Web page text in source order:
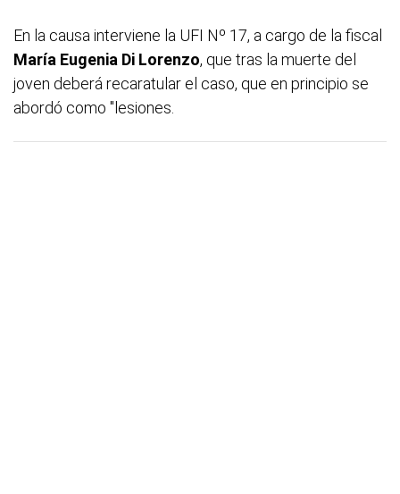
En la causa interviene la UFI Nº 17, a cargo de la fiscal
María Eugenia Di Lorenzo, que tras la muerte del
joven deberá recaratular el caso, que en principio se
abordó como "lesiones.